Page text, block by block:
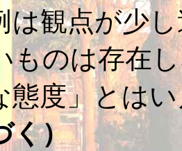
は観点が少
ものは存在
態度」とは
く）